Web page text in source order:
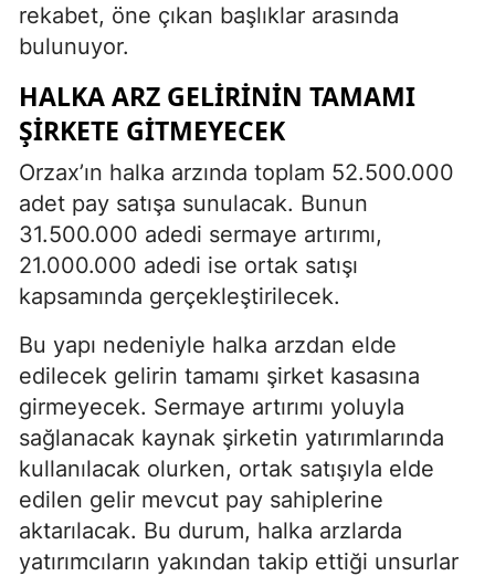
rekabet, öne çıkan başlıklar arasında
bulunuyor.
HALKA ARZ GELIRININ TAMAMI
ŞIRKETE GITMEYECEK
Orzax’ın halka arzında toplam 52.500.000
adet pay satışa sunulacak. Bunun
31.500.000 adedi sermaye artırımı,
21.000.000 adedi ise ortak satışı
kapsamında gerçekleştirilecek.
Bu yapı nedeniyle halka arzdan elde
edilecek gelirin tamamı şirket kasasına
girmeyecek. Sermaye artırımı yoluyla
sağlanacak kaynak şirketin yatırımlarında
kullanılacak olurken, ortak satışıyla elde
edilen gelir mevcut pay sahiplerine
aktarılacak. Bu durum, halka arzlarda
yatırımcıların yakından takip ettiği unsurlar